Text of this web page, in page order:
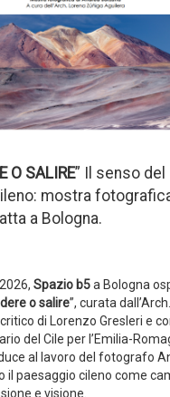
O SALIRE” Il senso del
mostra
a Bologna.
Spazio b5a Bologna
o salire”, curata
di Lorenzo Gresleri e
del Cile per l’Emilia-
al lavoro del fotografo
il paesaggio cileno come
e visione.